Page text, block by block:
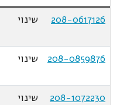
208-0617126
שינוי
208-0859876
שינוי
208-1072230
שינוי